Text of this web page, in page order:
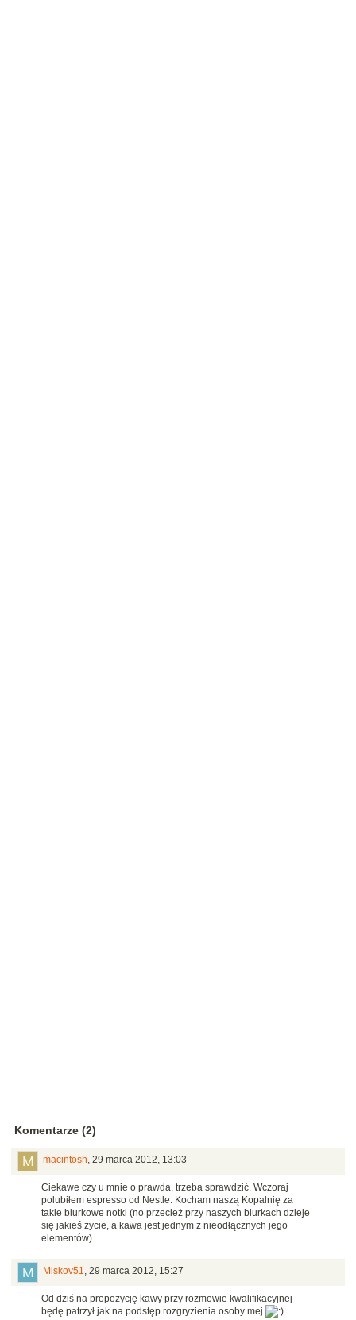
Komentarze (2)
macintosh, 29 marca 2012, 13:03
Ciekawe czy u mnie o prawda, trzeba sprawdzić. Wczoraj
polubiłem espresso od Nestle. Kocham naszą Kopalnię za
takie biurkowe notki (no przecież przy naszych biurkach dzieje
się jakieś życie, a kawa jest jednym z nieodłącznych jego
elementów)
Miskov51, 29 marca 2012, 15:27
Od dziś na propozycję kawy przy rozmowie kwalifikacyjnej
będę patrzył jak na podstęp rozgryzienia osoby mej